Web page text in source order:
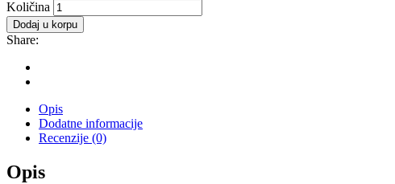
KREMA
ZA
OKOOČNU
REGIJU
količina
Količina
Dodaj u korpu
Share:
Opis
Dodatne informacije
Recenzije (0)
Opis